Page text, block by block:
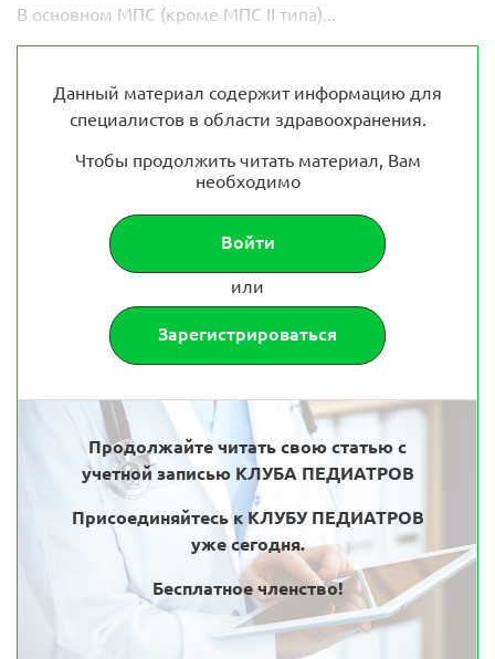
В основном МПС (кроме МПС II типа)...
Данный материал содержит информацию для
специалистов в области здравоохранения.
Чтобы продолжить читать материал, Вам
необходимо
Войти
или
Зарегистрироваться
Продолжайте читать свою статью с
учетной записью КЛУБА ПЕДИАТРОВ
Присоединяйтесь к КЛУБУ ПЕДИАТРОВ
уже сегодня.
Бесплатное членство!